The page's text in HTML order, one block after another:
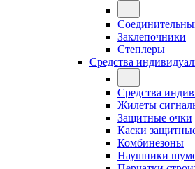
Заклепочники
Степлеры
Средства
Средства
Жилеты
Защитные очки
Каски
Комбинезоны
Наушники